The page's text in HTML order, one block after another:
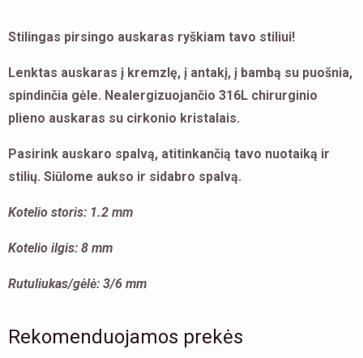
Stilingas pirsingo auskaras ryškiam tavo stiliui!
Lenktas auskaras į kremzlę, į antakį, į bambą su puošnia,
spindinčia gėle. Nealergizuojančio 316L chirurginio
plieno auskaras su cirkonio kristalais.
Pasirink auskaro spalvą, atitinkančią tavo nuotaiką ir
stilių. Siūlome aukso ir sidabro spalvą.
Kotelio storis: 1.2 mm
Kotelio ilgis: 8 mm
Rutuliukas/gėlė: 3/6 mm
Rekomenduojamos prekės